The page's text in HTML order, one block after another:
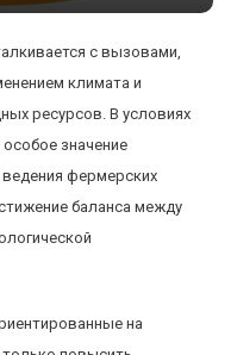
с вызовами,
климата и
ресурсов. В условиях
значение
ведения фермерских
баланса между
на